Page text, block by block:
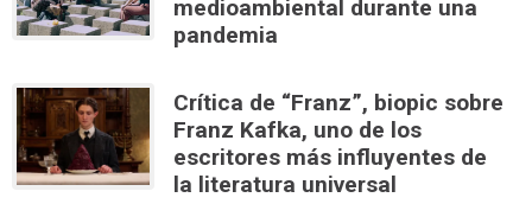
medioambiental durante una
pandemia
Crítica de “Franz”, biopic sobre
Franz Kafka, uno de los
escritores más influyentes de
la literatura universal